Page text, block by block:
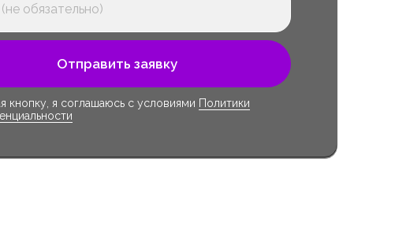
Отправить заявку
кнопку, я соглашаюсь с условиями Политики